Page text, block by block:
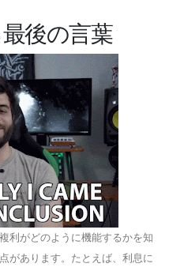
後の言葉
利がどのように機能するかを知
があります。たとえば、利息に